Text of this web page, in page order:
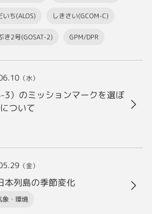
いち(ALOS) しきさい(GCOM-C)
き2号(GOSAT-2) GPM/DPR
（水）
3）のミッションマークを選ぼ
ついて
（金）
本列島の季節変化
象・環境